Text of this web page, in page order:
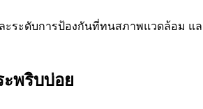
ระดับการป้องกันที่ทนสภาพแวดล้อม
พริบบ่อย